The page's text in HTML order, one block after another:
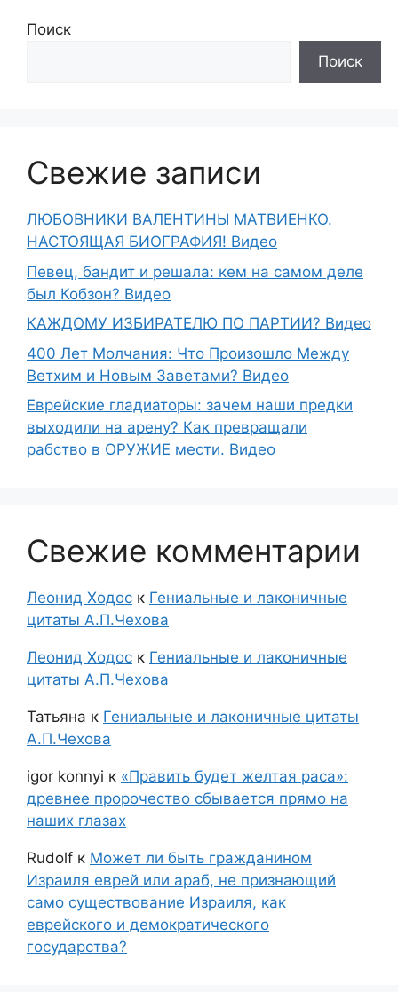
Поиск
Поиск
Свежие записи
ЛЮБОВНИКИ ВАЛЕНТИНЫ МАТВИЕНКО.
НАСТОЯЩАЯ БИОГРАФИЯ! Видео
Певец, бандит и решала: кем на самом деле
был Кобзон? Видео
КАЖДОМУ ИЗБИРАТЕЛЮ ПО ПАРТИИ? Видео
400 Лет Молчания: Что Произошло Между
Ветхим и Новым Заветами? Видео
Еврейские гладиаторы: зачем наши предки
выходили на арену? Как превращали
рабство в ОРУЖИЕ мести. Видео
Свежие комментарии
Леонид Ходос к Гениальные и лаконичные
цитаты А.П.Чехова
Леонид Ходос к Гениальные и лаконичные
цитаты А.П.Чехова
Татьяна к Гениальные и лаконичные цитаты
А.П.Чехова
igor konnyi к «Править будет желтая раса»:
древнее пророчество сбывается прямо на
наших глазах
Rudolf к Может ли быть гражданином
Израиля еврей или араб, не признающий
само существование Израиля, как
еврейского и демократического
государства?